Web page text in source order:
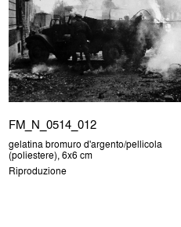
FM_N_0514_012
gelatina bromuro d'argento/pellicola
(poliestere), 6x6 cm
Riproduzione